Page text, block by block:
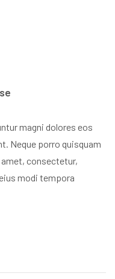
magni dolores eos
Neque porro quisquam
consectetur,
modi tempora